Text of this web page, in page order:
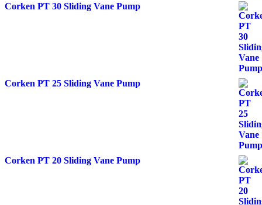
Corken PT 30 Sliding Vane Pump
Corken PT 25 Sliding Vane Pump
Corken PT 20 Sliding Vane Pump